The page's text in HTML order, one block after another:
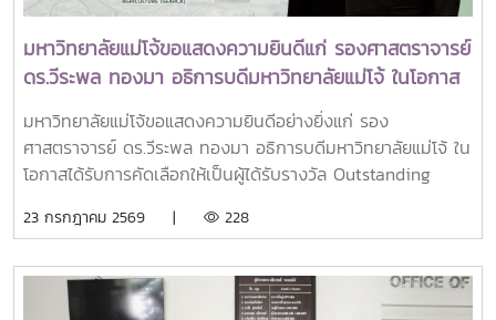
มหาวิทยาลัยแม่โจ้ขอแสดงความยินดีแก่ รองศาสตราจารย์
ดร.วีระพล ทองมา อธิการบดีมหาวิทยาลัยแม่โจ้ ในโอกาส
ได้รับรางวัล Outstanding SEARCA Scholarship
Alumni (OSSA) Awards 2026
มหาวิทยาลัยแม่โจ้ขอแสดงความยินดีอย่างยิ่งแก่ รอง
ศาสตราจารย์ ดร.วีระพล ทองมา อธิการบดีมหาวิทยาลัยแม่โจ้ ใน
โอกาสได้รับการคัดเลือกให้เป็นผู้ได้รับรางวัล Outstanding
ศูนย์ภูมิภาคเอเชียตะวันออกเฉียงใต้ว่าด้วยบัณฑิตศึกษาและการ
for Graduate Study and Research in Agriculture
(SEARCA) นับเป็นรางวัลเกียรติยศระดับภูมิภาคที่มอบแก่ศิษย์
23 กรกฎาคม 2569 | 228